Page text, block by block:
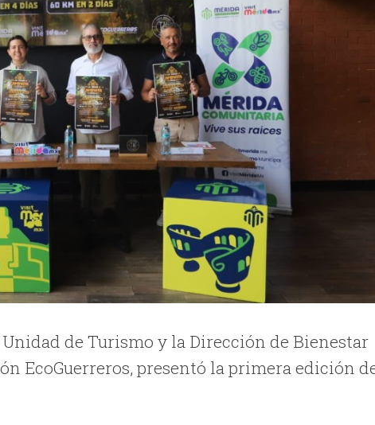
de Turismo y la Dirección de Bienestar
EcoGuerreros, presentó la primera edición